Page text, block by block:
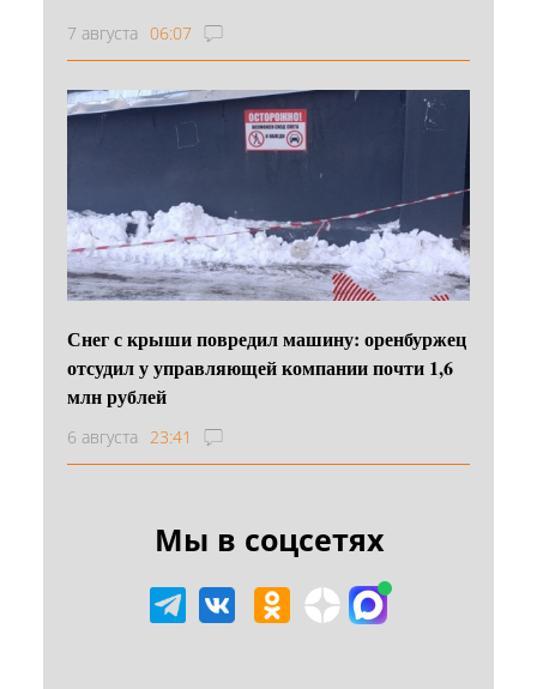
7 августа 06:07
Снег с крыши повредил машину: оренбуржец
отсудил у управляющей компании почти 1,6
млн рублей
6 августа 23:41
Мы в соцсетях